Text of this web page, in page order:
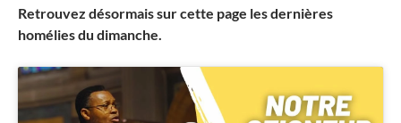
Retrouvez désormais sur cette page les dernières
homélies du dimanche.